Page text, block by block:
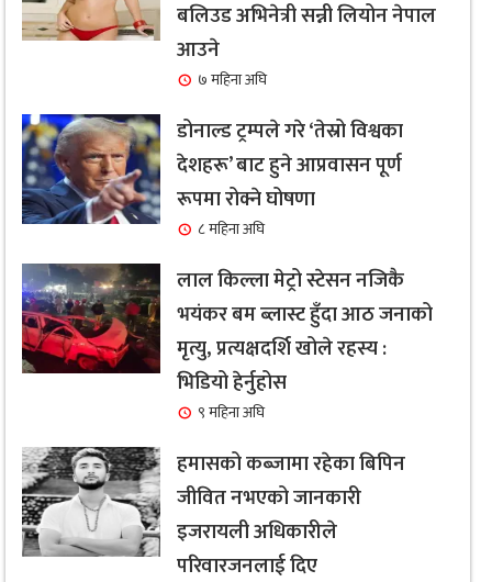
बलिउड अभिनेत्री सन्नी लियोन नेपाल
आउने
७ महिना अघि
डोनाल्ड ट्रम्पले गरे ‘तेस्रो विश्वका
देशहरू’ बाट हुने आप्रवासन पूर्ण
रूपमा रोक्ने घोषणा
८ महिना अघि
लाल किल्ला मेट्रो स्टेसन नजिकै
भयंकर बम ब्लास्ट हुँदा आठ जनाको
मृत्यु, प्रत्यक्षदर्शि खोले रहस्य :
भिडियो हेर्नुहोस
९ महिना अघि
हमासको कब्जामा रहेका बिपिन
जीवित नभएको जानकारी
इजरायली अधिकारीले
परिवारजनलाई दिए